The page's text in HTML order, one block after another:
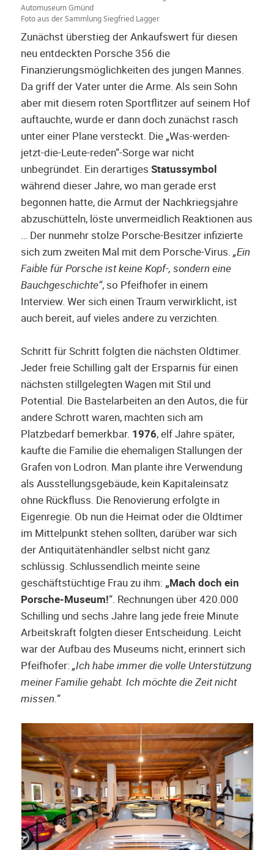
Automuseum Gmünd
Foto aus der Sammlung Siegfried Lagger
Zunächst überstieg der Ankaufswert für diesen
neu entdeckten Porsche 356 die
Finanzierungsmöglichkeiten des jungen Mannes.
Da griff der Vater unter die Arme. Als sein Sohn
aber mit diesem roten Sportflitzer auf seinem Hof
auftauchte, wurde er dann doch zunächst rasch
unter einer Plane versteckt. Die „Was-werden-
jetzt-die-Leute-reden“-Sorge war nicht
unbegründet. Ein derartigesStatussymbol
während dieser Jahre, wo man gerade erst
begonnen hatte, die Armut der Nachkriegsjahre
abzuschütteln, löste unvermeidlich Reaktionen aus
… Der nunmehr stolze Porsche-Besitzer infizierte
sich zum zweiten Mal mit dem Porsche-Virus.„Ein
Faible für Porsche ist keine Kopf-, sondern eine
Bauchgeschichte“, so Pfeifhofer in einem
Interview. Wer sich einen Traum verwirklicht, ist
auch bereit, auf vieles andere zu verzichten.
Schritt für Schritt folgten die nächsten Oldtimer.
Jeder freie Schilling galt der Ersparnis für einen
nächsten stillgelegten Wagen mit Stil und
Potential. Die Bastelarbeiten an den Autos, die für
andere Schrott waren, machten sich am
Platzbedarf bemerkbar. 1976, elf Jahre später,
kaufte die Familie die ehemaligen Stallungen der
Grafen von Lodron. Man plante ihre Verwendung
als Ausstellungsgebäude, kein Kapitaleinsatz
ohne Rückfluss. Die Renovierung erfolgte in
Eigenregie. Ob nun die Heimat oder die Oldtimer
im Mittelpunkt stehen sollten, darüber war sich
der Antiquitätenhändler selbst nicht ganz
schlüssig. Schlussendlich meinte seine
geschäftstüchtige Frau zu ihm: „Mach doch ein
Porsche-Museum!“. Rechnungen über 420.000
Schilling und sechs Jahre lang jede freie Minute
Arbeitskraft folgten dieser Entscheidung. Leicht
war der Aufbau des Museums nicht, erinnert sich
Pfeifhofer:„Ich habe immer die volle Unterstützung
meiner Familie gehabt. Ich möchte die Zeit nicht
missen.“